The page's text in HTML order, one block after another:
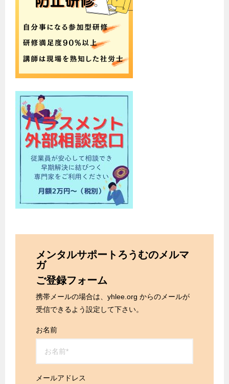
メンタルサポートろうむのメルマ
ガ
ご登録フォーム
携帯メールの場合は、yhlee.org からのメールが
受信できるよう設定して下さい。
お名前
メールアドレス